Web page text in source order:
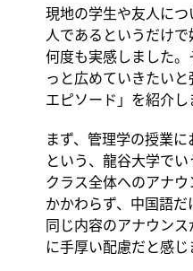
現地の学生や友人に
人であるというだけ
何度も実感しました
っと広めていきたい
エピソード」を紹介し
まず、管理学の授業
という、龍谷大学で
クラス全体へのアナ
かかわらず、中国語
同じ内容のアナウン
に手厚い配慮だと感じ